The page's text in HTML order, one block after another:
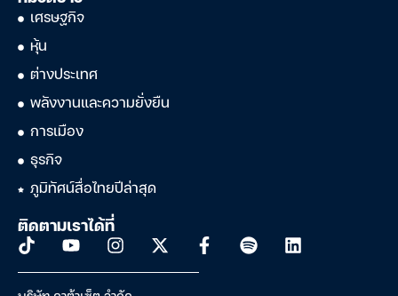
เศรษฐกิจ
หุ้น
ต่างประเทศ
พลังงานและความยั่งยืน
การเมือง
ธุรกิจ
ภูมิทัศน์สื่อไทยปีล่าสุด
ติดตามเราได้ที่